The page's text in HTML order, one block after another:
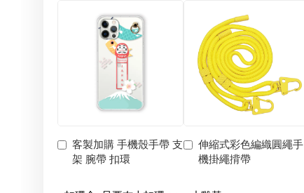
客製加購 手機殼手帶 支
架 腕帶 扣環
伸縮式彩色編織圓繩手
機掛繩揹帶